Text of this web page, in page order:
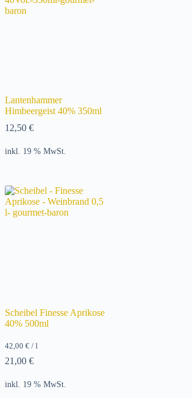
Lantenhammer
Himbeergeist 40% 350ml
12,50 €
inkl. 19 % MwSt.
Scheibel Finesse Aprikose
40% 500ml
42,00 €/ l
21,00 €
inkl. 19 % MwSt.